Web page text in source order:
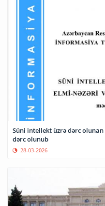
Süni intellekt üzrə dərc
dərc olunub
28-03-2026